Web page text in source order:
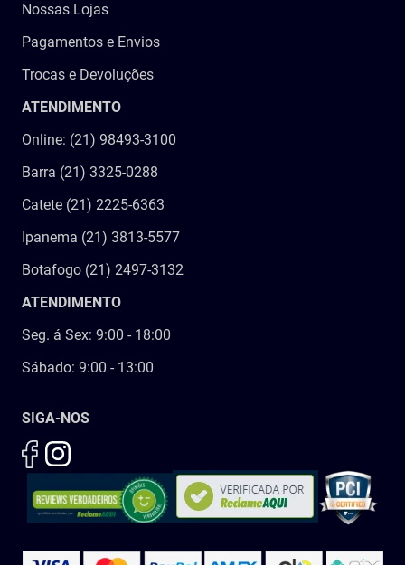
Nossas Lojas
Pagamentos e Envios
Trocas e Devoluções
ATENDIMENTO
Online: (21) 98493-3100
Barra (21) 3325-0288
Catete (21) 2225-6363
Ipanema (21) 3813-5577
Botafogo (21) 2497-3132
ATENDIMENTO
Seg. á Sex: 9:00 - 18:00
Sábado: 9:00 - 13:00
SIGA-NOS